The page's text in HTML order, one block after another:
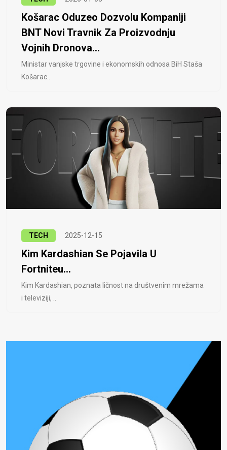
Košarac Oduzeo Dozvolu Kompaniji
BNT Novi Travnik Za Proizvodnju
Vojnih Dronova...
Ministar vanjske trgovine i ekonomskih odnosa BiH Staša
Košarac..
TECH 2025-12-15
Kim Kardashian Se Pojavila U
Fortniteu...
Kim Kardashian, poznata ličnost na društvenim mrežama
i televiziji, ..